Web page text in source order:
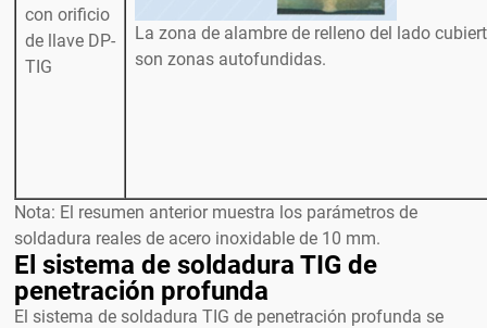
con orificio
de llave DP-
TIG
La zona de alambre de relleno del lado
son zonas autofundidas.
Nota: El resumen anterior muestra los parámetros de
soldadura reales de acero inoxidable de 10 mm.
El sistema de soldadura TIG de
penetración profunda
El sistema de soldadura TIG de penetración profunda se